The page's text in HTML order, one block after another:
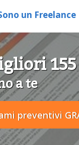
un Freelance
a te